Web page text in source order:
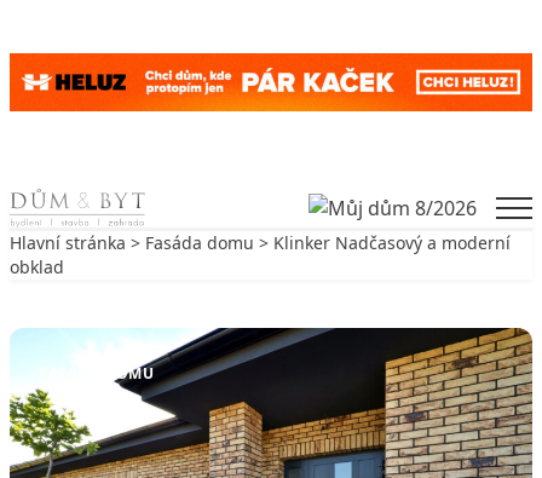
Skip to content
Hlavní stránka > Fasáda domu > Klinker Nadčasový a moderní
obklad
FASÁDA DOMU